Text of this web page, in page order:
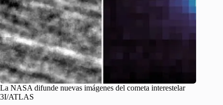
La NASA difunde nuevas imágenes del cometa interestelar
3I/ATLAS